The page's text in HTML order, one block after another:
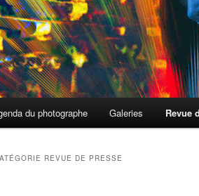
du photographe Galeries Revue
REVUE DE PRESSE